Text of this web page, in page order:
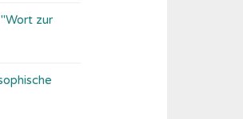
zur